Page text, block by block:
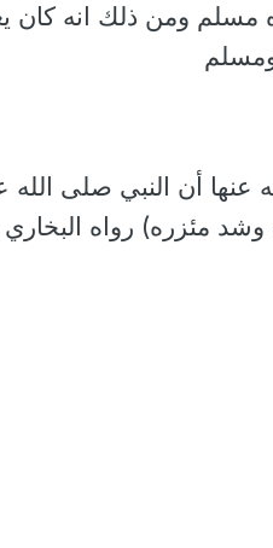
مسلم ومن ذلك انه كان
ومسلم
أن النبي صلى الله
وشد مئزره) رواه